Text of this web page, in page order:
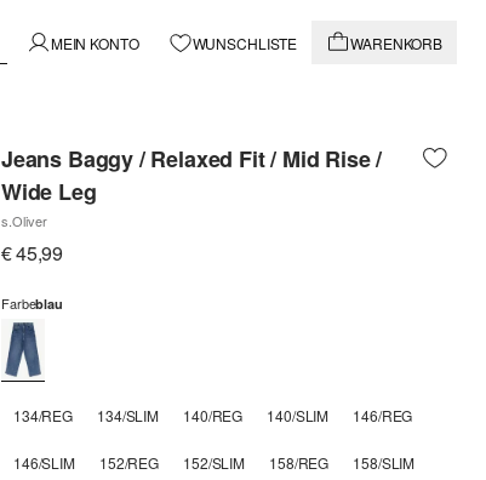
MEIN KONTO WUNSCHLISTE WARENKORB
Jeans Baggy / Relaxed Fit / Mid Rise /
Wide Leg
s.Oliver
€ 45,99
Farbeblau
134/REG 134/SLIM 140/REG 140/SLIM 146/REG
146/SLIM 152/REG 152/SLIM 158/REG 158/SLIM